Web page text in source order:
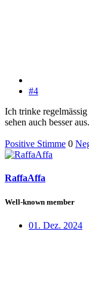
#4
Ich trinke
sehen auch besser
Positive Stimme 0
RaffaAffa
Well-known member
01. Dez. 2024